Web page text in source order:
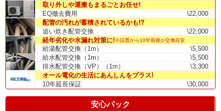
取り外しや運搬もまるごとお任せ!
EQ撤去費用
\22,000
配管の汚れが蓄積されているかも!?
追い炊き配管交換
\22,000
経年劣化や水漏れ対策に!※設置から10年前後が交換目安
給湯配管交換（1m）
\5,500
給水配管交換（1m）
\5,500
排水配管交換（VP）（1m）
\3,300
オール電化の生活にあんしんをプラス!
10年延長保証
\30,000
安心パック